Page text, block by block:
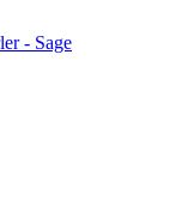
- Sage